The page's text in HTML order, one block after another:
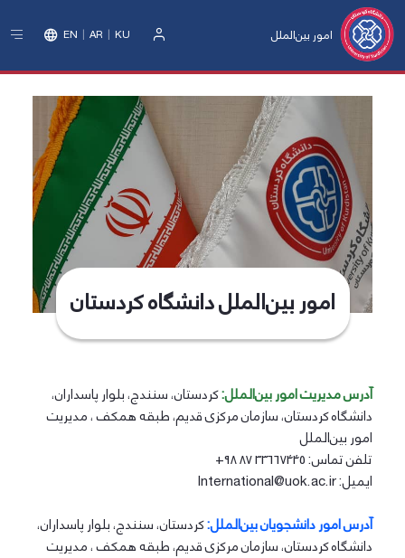
امور بین‌الملل EN AR KU
امور بین‌الملل دانشگاه کردستان
آدرس مدیریت امور بین‌الملل:کردستان، سنندج، بلوار پاسداران،
دانشگاه کردستان، سازمان مرکزی قدیم، طبقه همکف ، مدیریت
امور بین‌الملل
تلفن تماس: 33667445 87 98+
ایمیل: International@uok.ac.ir
آدرس امور دانشجویان بین‌الملل:کردستان، سنندج، بلوار پاسداران،
دانشگاه کردستان، سازمان مرکزی قدیم، طبقه همکف ، مدیریت